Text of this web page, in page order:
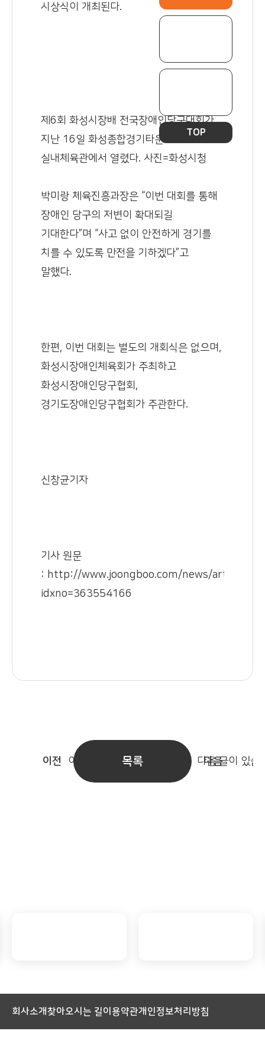
시상식이 개최된다.
제6회 화성시장배 전국장애인당구대회가
지난 16일 화성종합경기타운
실내체육관에서 열렸다. 사진=화성시청
박미랑 체육진흥과장은 “이번 대회를 통해
장애인 당구의 저변이 확대되길
기대한다”며 “사고 없이 안전하게 경기를
치를 수 있도록 만전을 기하겠다”고
말했다.
한편, 이번 대회는 별도의 개회식은 없으며,
화성시장애인체육회가 주최하고
화성시장애인당구협회,
경기도장애인당구협회가 주관한다.
신창균기자
기사 원문
: http://www.joongboo.com/news/
idxno=363554166
목록
이전 이전 글이 있습니다. 다음
다음 글이 있습
TOP
회사소개찾아오시는 길이용약관개인정보처리방침